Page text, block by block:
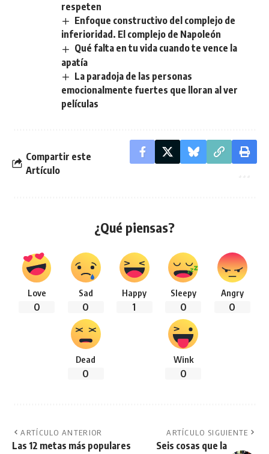
respeten
Enfoque constructivo del complejo de
inferioridad. El complejo de Napoleón
Qué falta en tu vida cuando te vence la
apatía
La paradoja de las personas
emocionalmente fuertes que lloran al ver
películas
Compartir este
Artículo
¿Qué piensas?
Love
0
Sad
0
Happy
1
Sleepy
0
Angry
0
Dead
0
Wink
0
ARTÍCULO ANTERIOR
Las 12 metas más populares
ARTÍCULO SIGUIENTE
Seis cosas que la